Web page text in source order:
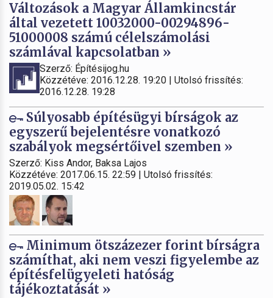
Változások a Magyar Államkincstár
által vezetett 10032000-00294896-
51000008 számú célelszámolási
számlával kapcsolatban »
Szerző: Építésijog.hu
Közzétéve: 2016.12.28. 19:20 | Utolsó frissítés:
2016.12.28. 19:28
Súlyosabb építésügyi bírságok az
egyszerű bejelentésre vonatkozó
szabályok megsértőivel szemben »
Szerző: Kiss Andor, Baksa Lajos
Közzétéve: 2017.06.15. 22:59 | Utolsó frissítés:
2019.05.02. 15:42
Minimum ötszázezer forint bírságra
számíthat, aki nem veszi figyelembe az
építésfelügyeleti hatóság
tájékoztatását »